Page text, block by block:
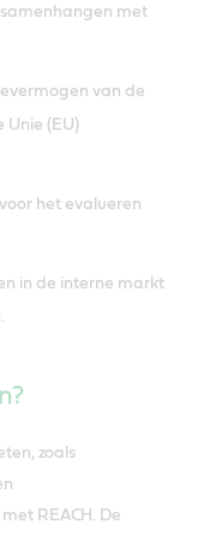
met
van de
Unie (EU)
het evalueren
in de interne markt
zoals
REACH. De